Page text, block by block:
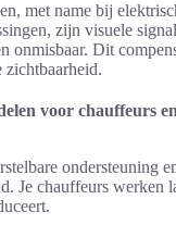
met name bij
zijn visuele
onmisbaar. Dit
zichtbaarheid.
voor chauffeurs
ondersteuning
Je chauffeurs werken